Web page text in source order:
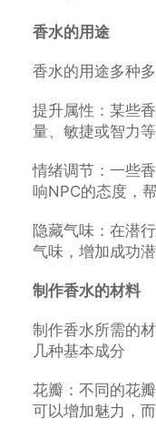
香水的用途
香水的用途多种
提升属性：某些
量、敏捷或智力
情绪调节：一些
响NPC的态度，
隐藏气味：在潜
气味，增加成功潜
制作香水的材料
制作香水所需的
几种基本成分
花瓣：不同的花
可以增加魅力，